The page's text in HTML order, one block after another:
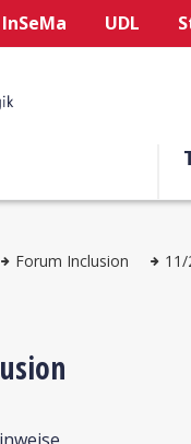
InSeMa UDL
Forum Inclusion